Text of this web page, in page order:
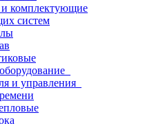
и комплектующие
систем
и управления